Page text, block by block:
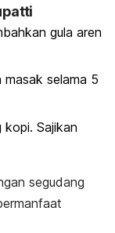
gula aren
selama 5
Sajikan
segudang